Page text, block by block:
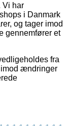
Vi har
i Danmark
og tager imod
gennemfører et
fra
imod ændringer